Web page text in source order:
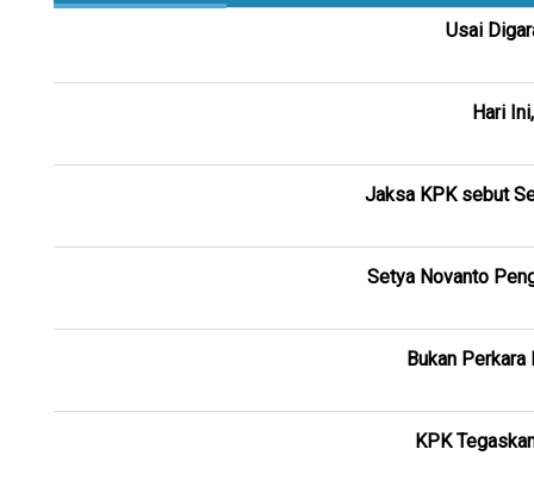
Usai
Hari
Jaksa KPK sebut
Setya Novanto
Bukan
KPK